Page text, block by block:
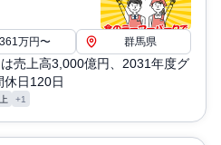
361万円〜 群馬県
売上高3,000億円、2031年度グ
休日120日
+1